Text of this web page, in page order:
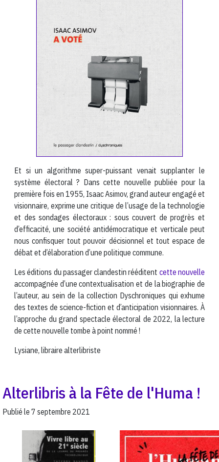
Et si un algorithme super-puissant venait supplanter le
système électoral ? Dans cette nouvelle publiée pour la
première fois en 1955, Isaac Asimov, grand auteur engagé et
visionnaire, exprime une critique de l’usage de la technologie
et des sondages électoraux : sous couvert de progrès et
d’efficacité, une société antidémocratique et verticale peut
nous confisquer tout pouvoir décisionnel et tout espace de
débat et d’élaboration d’une politique commune.
Les éditions du passager clandestin rééditent cette nouvelle
accompagnée d’une contextualisation et de la biographie de
l’auteur, au sein de la collection Dyschroniques qui exhume
des textes de science-fiction et d’anticipation visionnaires. À
l’approche du grand spectacle électoral de 2022, la lecture
de cette nouvelle tombe à point nommé !
Lysiane, libraire alterlibriste
Alterlibris à la Fête de l'Huma !
Publié le 7 septembre 2021